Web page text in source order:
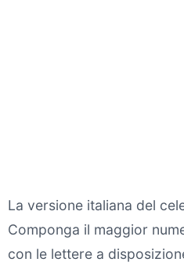
La versione italiana del
Componga il maggior
con le lettere a